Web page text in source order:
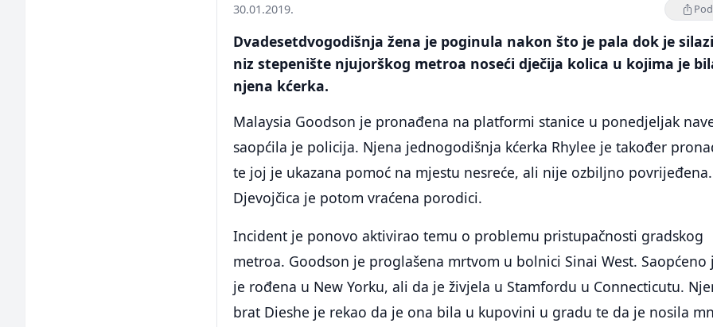
30.01.2019.
Dvadesetdvogodišnja žena je poginula nakon što je pala dok je
niz stepenište njujorškog metroa noseći dječija kolica u kojima je
njena kćerka.
Malaysia Goodson je pronađena na platformi stanice u ponedjeljak
saopćila je policija. Njena jednogodišnja kćerka Rhylee je također
te joj je ukazana pomoć na mjestu nesreće, ali nije ozbiljno povrijeđena.
Djevojčica je potom vraćena porodici.
Incident je ponovo aktivirao temu o problemu pristupačnosti gradskog
metroa. Goodson je proglašena mrtvom u bolnici Sinai West. Saopćeno
je rođena u New Yorku, ali da je živjela u Stamfordu u Connecticutu.
brat Dieshe je rekao da je ona bila u kupovini u gradu te da je nosila